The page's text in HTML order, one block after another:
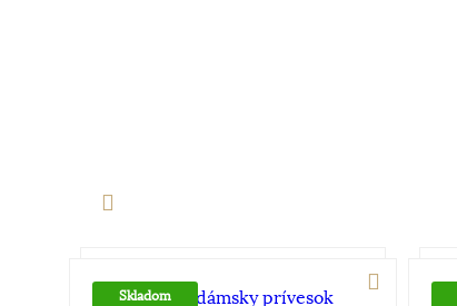
Skladom